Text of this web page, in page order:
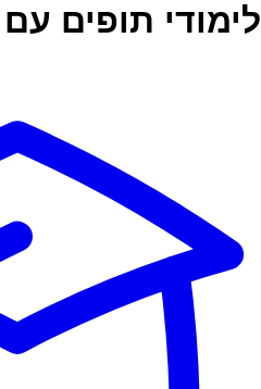
לימודי תופים